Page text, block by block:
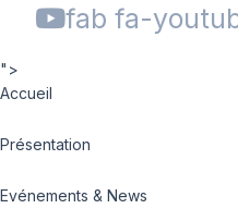
fab fa-
">
Accueil
Présentation
Evénements & News